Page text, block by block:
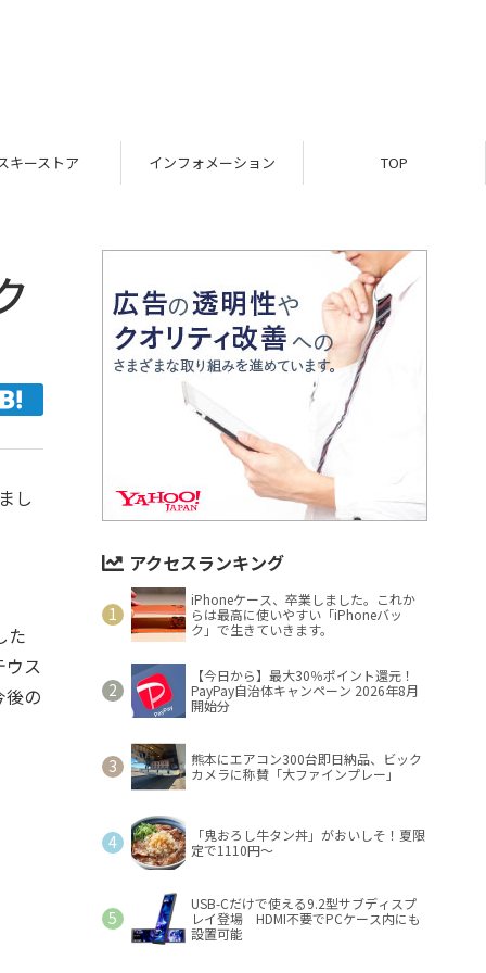
キーストア インフォメーション TOP
し
た
ウス
後の
アクセスランキング
iPhoneケース、卒業しました。これか
らは最高に使いやすい「iPhoneバッ
ク」で生きていきます。
【今日から】最大30％ポイント還元！
PayPay自治体キャンペーン 2026年8月
開始分
熊本にエアコン300台即日納品、ビック
カメラに称賛「大ファインプレー」
「鬼おろし牛タン丼」がおいしそ！夏限
定で1110円～
USB-Cだけで使える9.2型サブディスプ
レイ登場 HDMI不要でPCケース内にも
設置可能